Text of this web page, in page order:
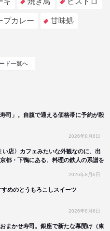
プカレー 甘味処
ド一覧へ
司」。自腹で通える価格帯に予約が殺
2026年8月6日
い店〉カフェみたいな外観なのに、出
都・下鴨にある、料理の鉄人の系譜を
2026年8月6日
めのとうもろこしスイーツ
2026年8月6日
まかせ寿司。銀座で新たな幕開け（東